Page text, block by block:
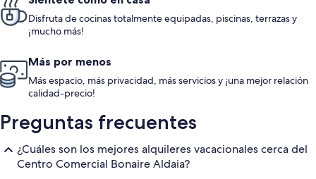
Disfruta de cocinas totalmente equipadas, piscinas, terrazas y
¡mucho más!
Más por menos
Más espacio, más privacidad, más servicios y ¡una mejor relación
calidad-precio!
Preguntas frecuentes
¿Cuáles son los mejores alquileres vacacionales cerca del
Centro Comercial Bonaire Aldaia?